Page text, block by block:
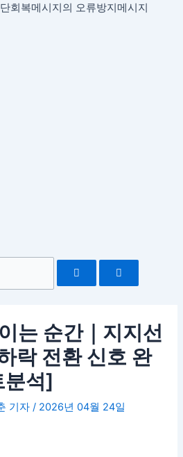
회복메시지의 오류방지메시지
는 순간｜지지선
락 전환 신호 완
분석]
기자 / 2026년 04월 24일